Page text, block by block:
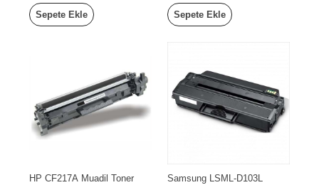
Sepete Ekle Sepete Ekle
HP CF217A Muadil Toner
Samsung LSML-D103L